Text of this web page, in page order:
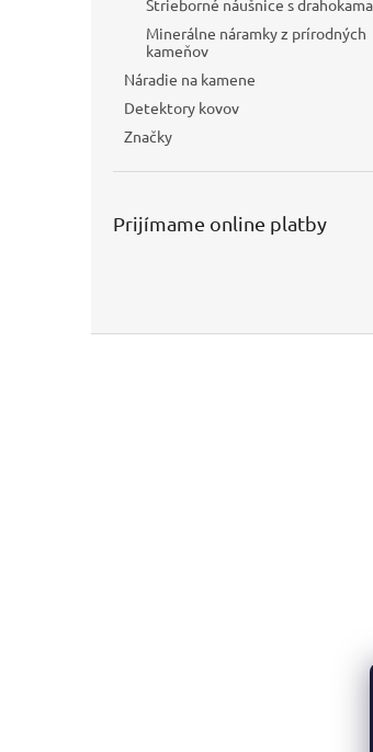
Strieborné náušnice s
Minerálne náramky z prírodných
kameňov
Náradie na kamene
Detektory kovov
Značky
Prijímame online platby